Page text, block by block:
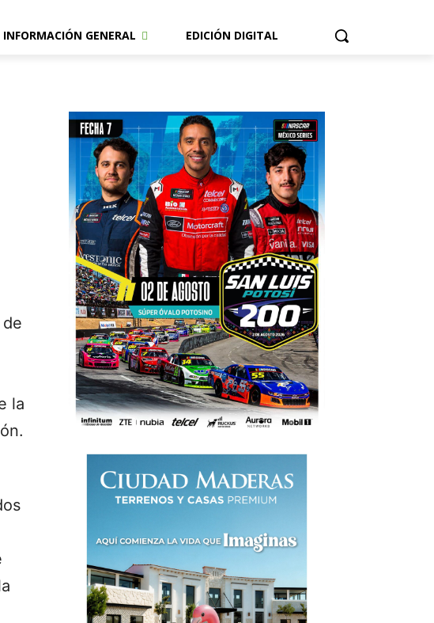
INFORMACIÓN GENERAL EDICIÓN DIGITAL
la